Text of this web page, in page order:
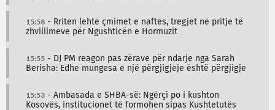
15:58 - Rriten lehtë çmimet e naftës, tregjet në pritje të
zhvillimeve për Ngushticën e Hormuzit
15:55 - DJ PM reagon pas zërave për ndarje nga Sarah
Berisha: Edhe mungesa e një përgjigjeje është përgjigje
15:53 - Ambasada e SHBA-së: Ngërçi po i kushton
Kosovës, institucionet të formohen sipas Kushtetutës